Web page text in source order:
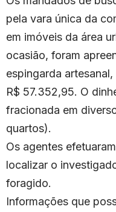
pela vara única da
em imóveis da área
ocasião, foram
espingarda
R$ 57.352,95. O
fracionada em
quartos).
Os agentes
localizar o
foragido.
Informações que